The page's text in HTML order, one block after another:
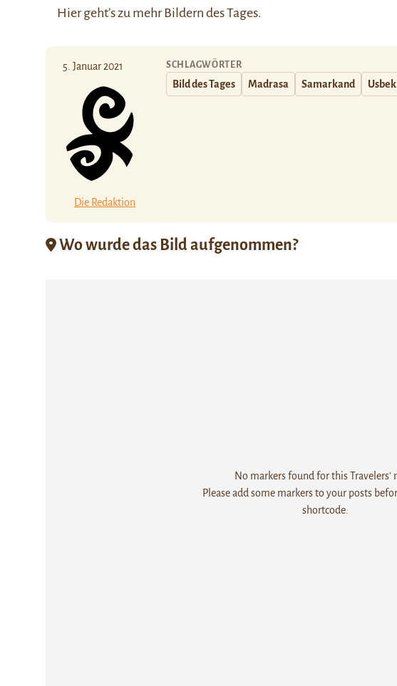
Hiergeht’s zu mehr Bildern des Tages.
5. Januar 2021
Die Redaktion
SCHLAGWÖRTER
Bild des Tages Madrasa Samarkand
Wo wurde das Bild aufgenommen?
No markers found for this Travelers'
Please add some markers to your posts
shortcode.